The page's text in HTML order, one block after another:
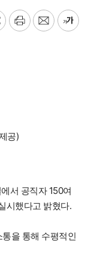
프
메
글
공)
서 공직자 150여
시했다고 밝혔다.
을 통해 수평적인